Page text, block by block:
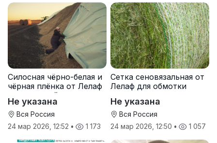
Силосная чёрно-белая и
чёрная плёнка от Лелаф
для траншей и ям
силоса/сенажа
Не указана
Вся Россия
24 мар 2026, 12:52 • 1 173
Сетка сеновязальная от
Лелаф для обмотки
Не указана
Вся Россия
24 мар 2026, 12:50 • 1 057